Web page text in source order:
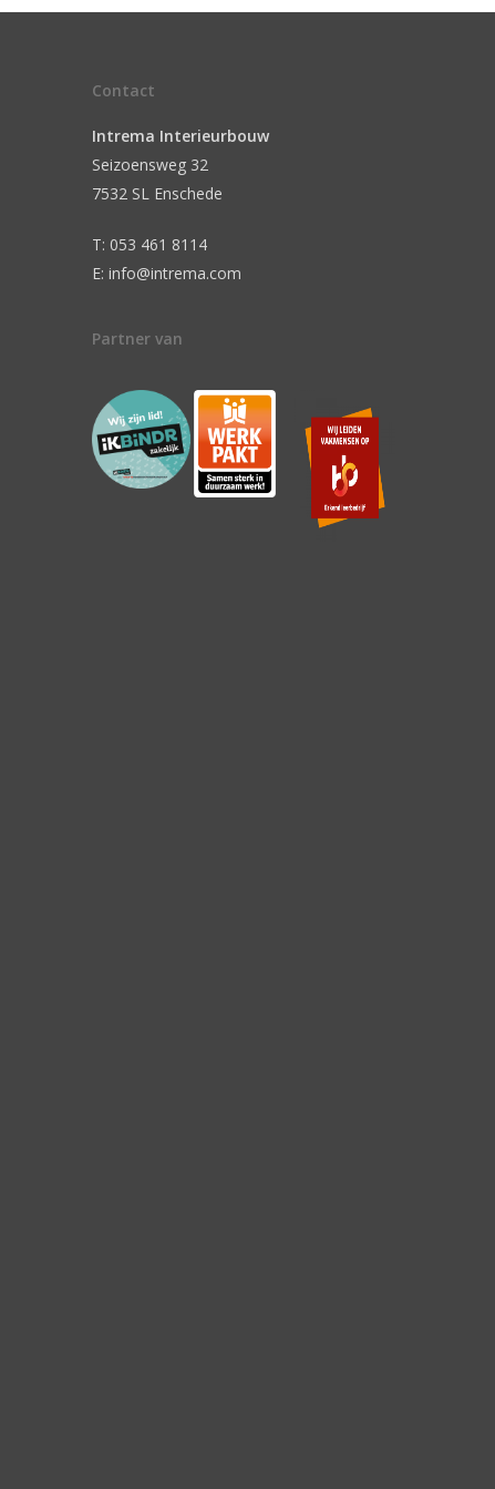
Contact
Intrema Interieurbouw
Seizoensweg 32
7532 SL Enschede
T: 053 461 8114
E: info@intrema.com
Partner van